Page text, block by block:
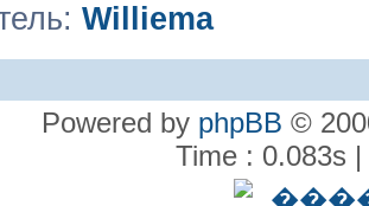
Williema
Powered by phpBB ©
Time : 0.083s